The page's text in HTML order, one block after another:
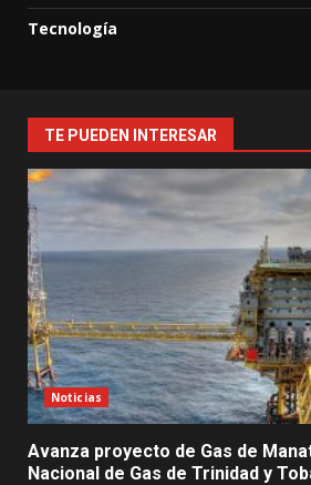
Tecnología
TE PUEDEN INTERESAR
Noticias
Avanza proyecto de Gas de
Nacional de Gas de Trinidad y